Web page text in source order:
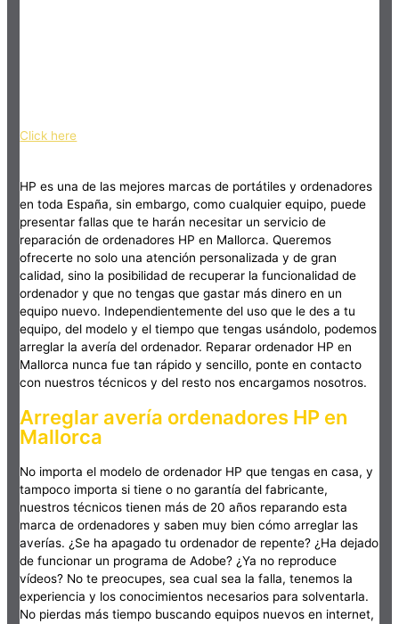
Click here
HP es una de las mejores marcas de portátiles y ordenadores
en toda España, sin embargo, como cualquier equipo, puede
presentar fallas que te harán necesitar un servicio de
reparación de ordenadores HP en Mallorca. Queremos
ofrecerte no solo una atención personalizada y de gran
calidad, sino la posibilidad de recuperar la funcionalidad de
ordenador y que no tengas que gastar más dinero en un
equipo nuevo. Independientemente del uso que le des a tu
equipo, del modelo y el tiempo que tengas usándolo, podemos
arreglar la avería del ordenador. Reparar ordenador HP en
Mallorca nunca fue tan rápido y sencillo, ponte en contacto
con nuestros técnicos y del resto nos encargamos nosotros.
Arreglar avería ordenadores HP en
Mallorca
No importa el modelo de ordenador HP que tengas en casa, y
tampoco importa si tiene o no garantía del fabricante,
nuestros técnicos tienen más de 20 años reparando esta
marca de ordenadores y saben muy bien cómo arreglar las
averías. ¿Se ha apagado tu ordenador de repente? ¿Ha dejado
de funcionar un programa de Adobe? ¿Ya no reproduce
vídeos? No te preocupes, sea cual sea la falla, tenemos la
experiencia y los conocimientos necesarios para solventarla.
No pierdas más tiempo buscando equipos nuevos en internet,